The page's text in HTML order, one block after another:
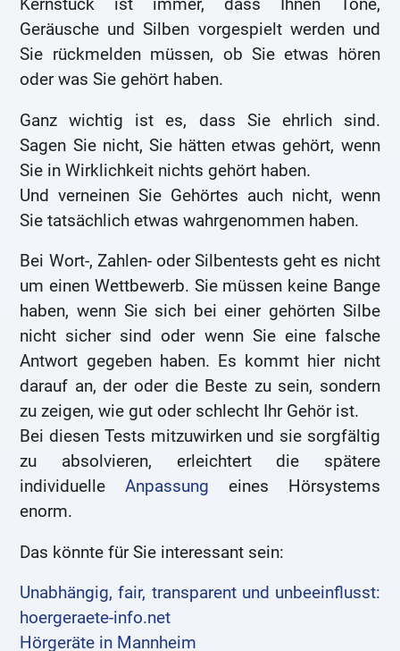
Geräusche und Silben vorgespielt werden und
Sie rückmelden müssen, ob Sie etwas hören
oder was Sie gehört haben.
Ganz wichtig ist es, dass Sie ehrlich sind.
Sagen Sie nicht, Sie hätten etwas gehört, wenn
Sie in Wirklichkeit nichts gehört haben.
Und verneinen Sie Gehörtes auch nicht, wenn
Sie tatsächlich etwas wahrgenommen haben.
Bei Wort-, Zahlen- oder Silbentests geht es nicht
um einen Wettbewerb. Sie müssen keine Bange
haben, wenn Sie sich bei einer gehörten Silbe
nicht sicher sind oder wenn Sie eine falsche
Antwort gegeben haben. Es kommt hier nicht
darauf an, der oder die Beste zu sein, sondern
zu zeigen, wie gut oder schlecht Ihr Gehör ist.
Bei diesen Tests mitzuwirken und sie sorgfältig
zu absolvieren, erleichtert die spätere
individuelleAnpassung eines Hörsystems
enorm.
Das könnte für Sie interessant sein:
Unabhängig, fair, transparent und unbeeinflusst:
hoergeraete-info.net
Hörgeräte in Mannheim